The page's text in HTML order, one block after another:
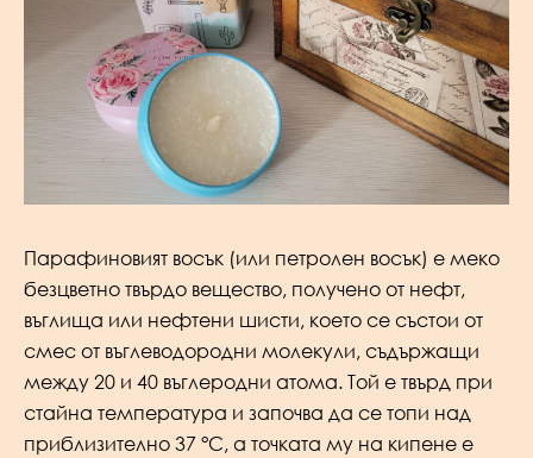
Парафиновият восък (или петролен восък) е меко
безцветно твърдо вещество, получено от нефт,
въглища или нефтени шисти, което се състои от
смес от въглеводородни молекули, съдържащи
между 20 и 40 въглеродни атома. Той е твърд при
стайна температура и започва да се топи над
приблизително 37 °C, а точката му на кипене е